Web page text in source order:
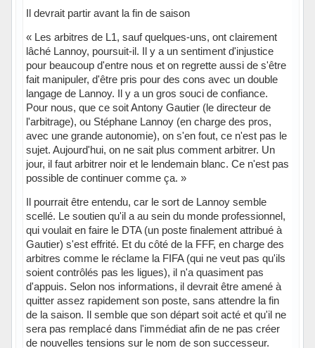
Il devrait partir avant la fin de saison
« Les arbitres de L1, sauf quelques-uns, ont clairement
lâché Lannoy, poursuit-il. Il y a un sentiment d'injustice
pour beaucoup d'entre nous et on regrette aussi de s'être
fait manipuler, d'être pris pour des cons avec un double
langage de Lannoy. Il y a un gros souci de confiance.
Pour nous, que ce soit Antony Gautier (le directeur de
l'arbitrage), ou Stéphane Lannoy (en charge des pros,
avec une grande autonomie), on s'en fout, ce n'est pas le
sujet. Aujourd'hui, on ne sait plus comment arbitrer. Un
jour, il faut arbitrer noir et le lendemain blanc. Ce n'est pas
possible de continuer comme ça. »
Il pourrait être entendu, car le sort de Lannoy semble
scellé. Le soutien qu'il a au sein du monde professionnel,
qui voulait en faire le DTA (un poste finalement attribué à
Gautier) s'est effrité. Et du côté de la FFF, en charge des
arbitres comme le réclame la FIFA (qui ne veut pas qu'ils
soient contrôlés pas les ligues), il n'a quasiment pas
d'appuis. Selon nos informations, il devrait être amené à
quitter assez rapidement son poste, sans attendre la fin
de la saison. Il semble que son départ soit acté et qu'il ne
sera pas remplacé dans l'immédiat afin de ne pas créer
de nouvelles tensions sur le nom de son successeur.